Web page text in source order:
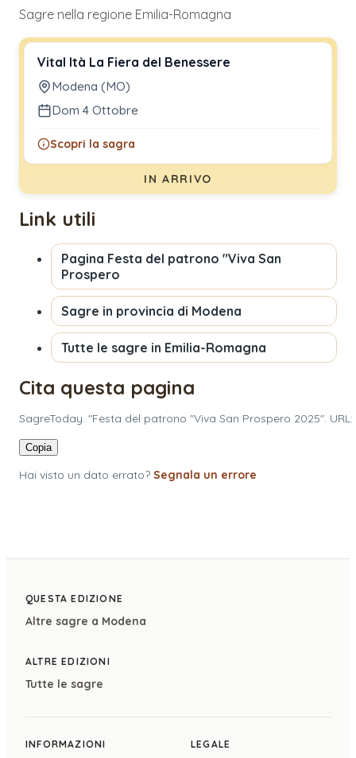
Sagre nella regione Emilia-Romagna
Vital Ità La Fiera del Benessere
Modena (MO)
Dom 4 Ottobre
Scopri la sagra
IN ARRIVO
Link utili
Pagina Festa del patrono "Viva San
Prospero
Sagre in provincia di Modena
Tutte le sagre in Emilia-Romagna
Cita questa pagina
SagreToday. "Festa del patrono "Viva San Prospero 2025".
Copia
Hai visto un dato errato? Segnala un errore
QUESTA EDIZIONE
Altre sagre a Modena
ALTRE EDIZIONI
Tutte le sagre
INFORMAZIONI LEGALE